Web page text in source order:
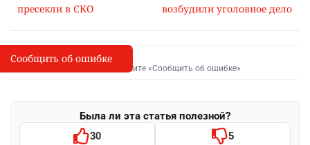
пресекли в СКО
возбудили уголовное дело
I
Сообщить об опечатке
Выделите фрагмент и нажмите «Сообщить об ошибке»
Была ли эта статья полезной?
30 5
Сообщить об ошибке